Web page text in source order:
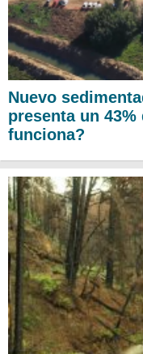
Nuevo
presenta un
funciona?